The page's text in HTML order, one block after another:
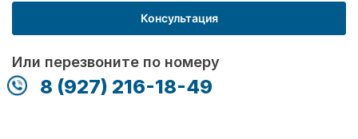
Консультация
Или перезвоните по номеру
8 (927) 216-18-49